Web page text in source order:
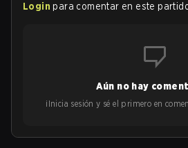
Login para comentar en este
Aún no hay
¡Inicia sesión y sé el primero en